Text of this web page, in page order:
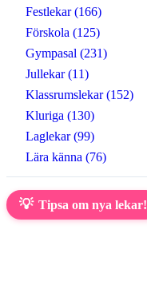
Festlekar (166)
Förskola (125)
Gympasal (231)
Jullekar (11)
Klassrumslekar (152)
Kluriga (130)
Laglekar (99)
Lära känna (76)
💡 Tipsa om nya lekar!